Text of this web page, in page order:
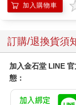
加入購物車
訂購/退換貨須
加入金石堂 LINE
態：